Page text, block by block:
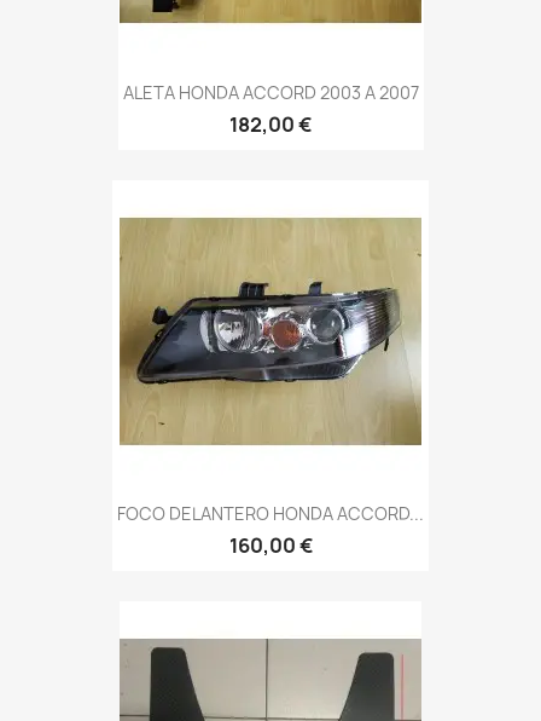
ALETA HONDA ACCORD 2003 A 2007
182,00 €
FOCO DELANTERO HONDA ACCORD...
160,00 €